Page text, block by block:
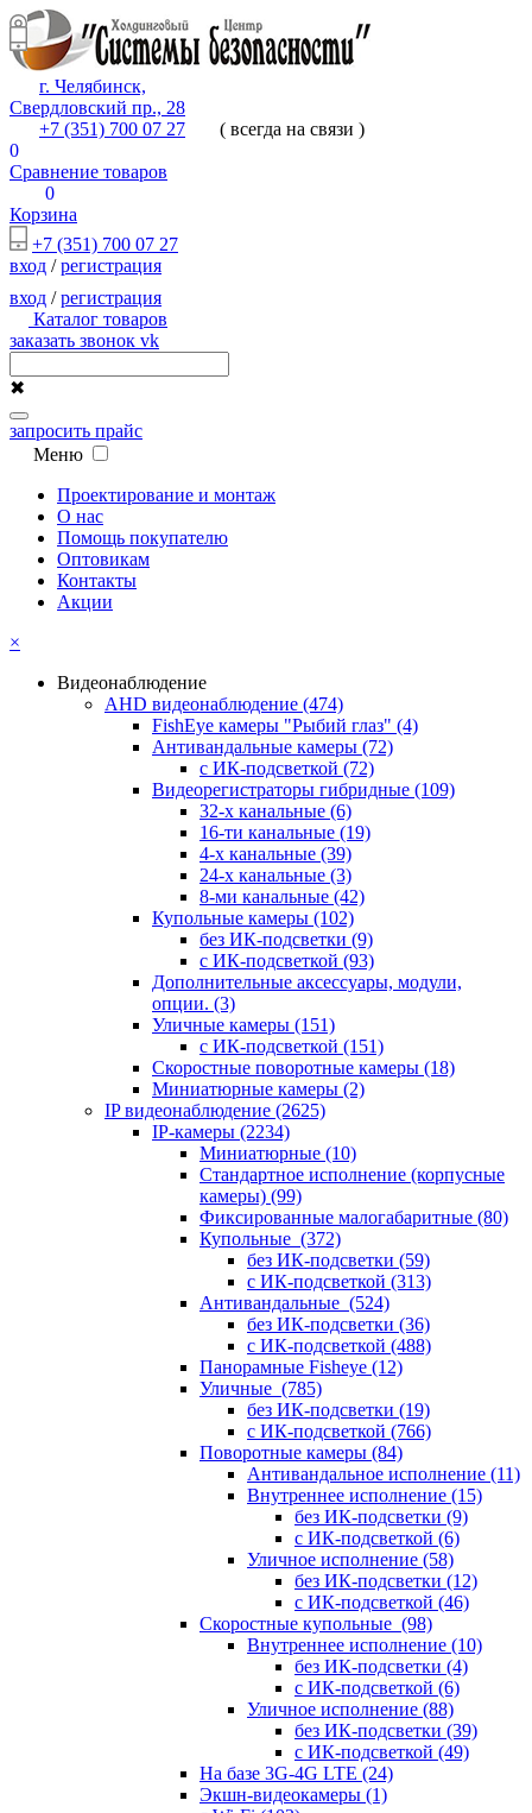
г. Челябинск,
Свердловский пр., 28
+7 (351) 700 07 27
( всегда на связи )
0
Сравнение товаров
0
Корзина
+7 (351) 700 07 27
вход /регистрация
вход /регистрация
Каталог товаров
заказать звонок vk
✖
запросить прайс
Меню
Проектирование и монтаж
О нас
Помощь покупателю
Оптовикам
Контакты
Акции
×
Видеонаблюдение
AHD видеонаблюдение (474)
FishEye камеры "Рыбий глаз" (4)
Антивандальные камеры (72)
с ИК-подсветкой (72)
Видеорегистраторы гибридные (109)
32-х канальные (6)
16-ти канальные (19)
4-х канальные (39)
24-х канальные (3)
8-ми канальные (42)
Купольные камеры (102)
без ИК-подсветки (9)
с ИК-подсветкой (93)
Дополнительные аксессуары, модули,
опции. (3)
Уличные камеры (151)
с ИК-подсветкой (151)
Скоростные поворотные камеры (18)
Миниатюрные камеры (2)
IP видеонаблюдение (2625)
IP-камеры (2234)
Миниатюрные (10)
Стандартное исполнение (корпусные
камеры) (99)
Фиксированные малогабаритные (80)
Купольные (372)
без ИК-подсветки (59)
с ИК-подсветкой (313)
Антивандальные (524)
без ИК-подсветки (36)
с ИК-подсветкой (488)
Панорамные Fisheye (12)
Уличные (785)
без ИК-подсветки (19)
с ИК-подсветкой (766)
Поворотные камеры (84)
Антивандальное исполнение (11)
Внутреннее исполнение (15)
без ИК-подсветки (9)
с ИК-подсветкой (6)
Уличное исполнение (58)
без ИК-подсветки (12)
с ИК-подсветкой (46)
Скоростные купольные (98)
Внутреннее исполнение (10)
без ИК-подсветки (4)
с ИК-подсветкой (6)
Уличное исполнение (88)
без ИК-подсветки (39)
с ИК-подсветкой (49)
На базе 3G-4G LTE (24)
Экшн-видеокамеры (1)